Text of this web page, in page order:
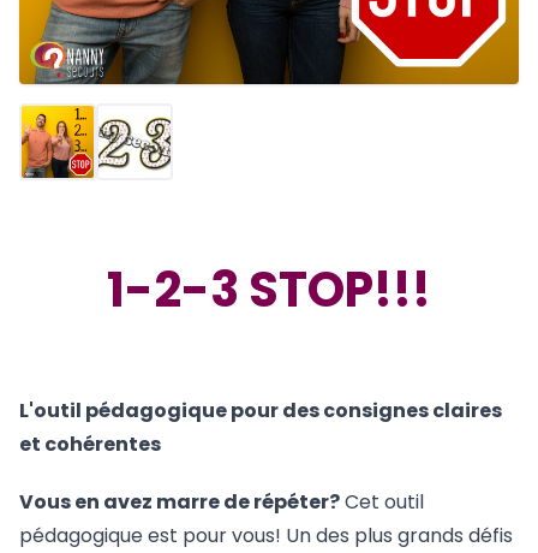
1-2-3 STOP!!!
L'outil pédagogique pour des consignes claires
et cohérentes
Vous en avez marre de répéter?Cet outil
pédagogique est pour vous! Un des plus grands défis